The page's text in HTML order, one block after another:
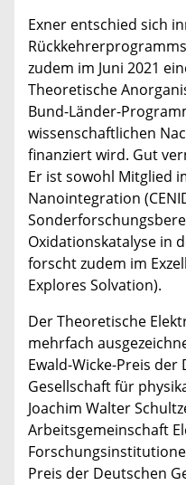
Exner entschied sich
zudem im Juni 2021
Theoretische
Bund-Länder-
wissenschaftlichen
finanziert wird. Gut
Er ist sowohl Mitglied
Nanointegration
Oxidationskatalyse in
forscht zudem im
Explores Solvation).
Der Theoretische
mehrfach
Ewald-Wicke-Preis
Gesellschaft für
Joachim Walter
Arbeitsgemeinschaft
Preis der Deutschen